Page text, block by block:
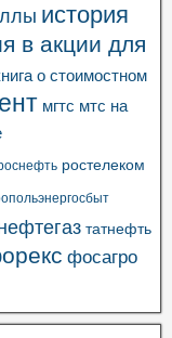
история
в акции для
о стоимостном
мгтс мтс на
ростелеком
татнефть
фосагро